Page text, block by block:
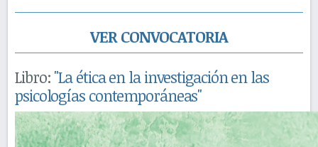
VER CONVOCATORIA
Libro: "La ética en la investigación en las
psicologías contemporáneas"